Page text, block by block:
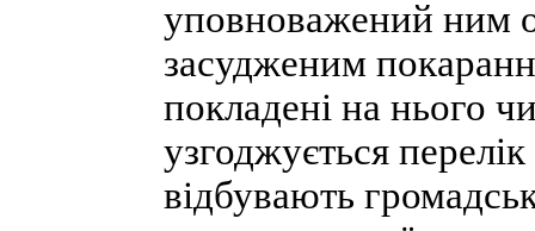
уповноважений ним
засудженим
покладені на нього
узгоджується
відбувають